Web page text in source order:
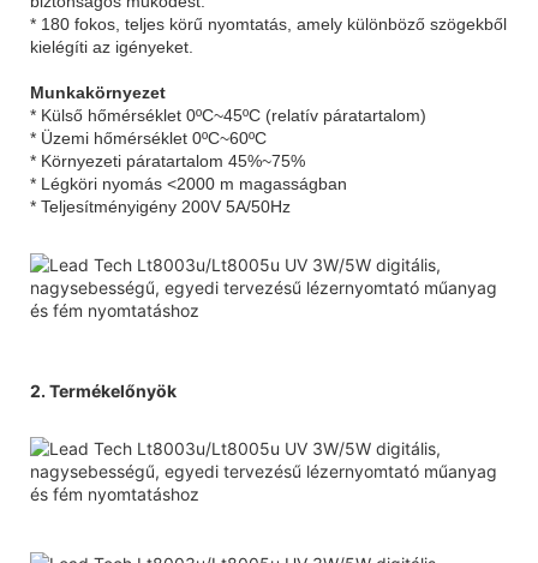
* 180 fokos, teljes körű nyomtatás, amely különböző szögekből
kielégíti az igényeket.
Munkakörnyezet
* Külső hőmérséklet 0ºC~45ºC (relatív páratartalom)
* Üzemi hőmérséklet 0ºC~60ºC
* Környezeti páratartalom 45%~75%
* Légköri nyomás <2000 m magasságban
* Teljesítményigény 200V 5A/50Hz
2. Termékelőnyök